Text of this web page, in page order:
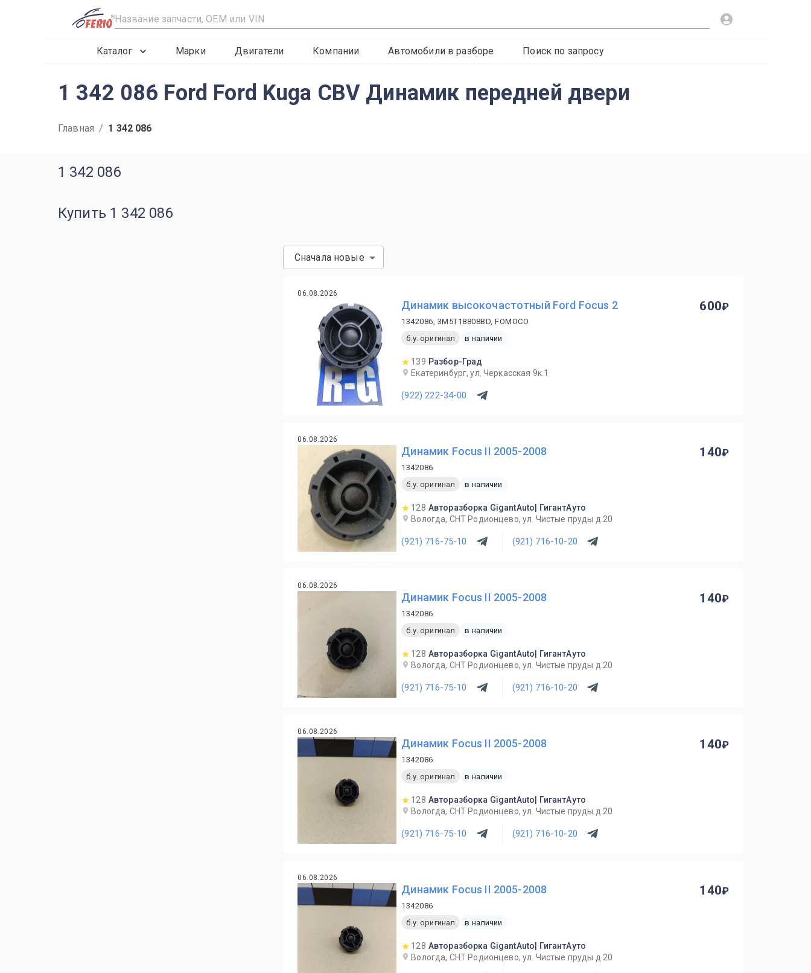
R
Каталог Марки Двигатели Компании Автомобили в разборе Поиск по запросу
1 342 086 Ford Ford Kuga CBV Динамик передней двери
Главная / 1 342 086
1 342 086
Купить 1 342 086
Сначала новые
06.08.2026
Динамик высокочастотный Ford Focus 2
1342086, 3M5T18808BD, FOMOCO
б.у. оригинал
в наличии
139 Разбор-Град
Екатеринбург, ул. Черкасская 9к.1
(922) 222-34-00
600
06.08.2026
Динамик Focus II 2005-2008
1342086
б.у. оригинал
в наличии
128 Авторазборка GigantAuto| ГигантАуто
Вологда, СНТ Родионцево, ул. Чистые пруды д.20
(921) 716-75-10 (921) 716-10-20
140
06.08.2026
Динамик Focus II 2005-2008
1342086
б.у. оригинал
в наличии
128 Авторазборка GigantAuto| ГигантАуто
Вологда, СНТ Родионцево, ул. Чистые пруды д.20
(921) 716-75-10 (921) 716-10-20
140
06.08.2026
Динамик Focus II 2005-2008
1342086
б.у. оригинал
в наличии
128 Авторазборка GigantAuto| ГигантАуто
Вологда, СНТ Родионцево, ул. Чистые пруды д.20
(921) 716-75-10 (921) 716-10-20
140
06.08.2026
Динамик Focus II 2005-2008
1342086
б.у. оригинал
в наличии
128 Авторазборка GigantAuto| ГигантАуто
Вологда, СНТ Родионцево, ул. Чистые пруды д.20
140